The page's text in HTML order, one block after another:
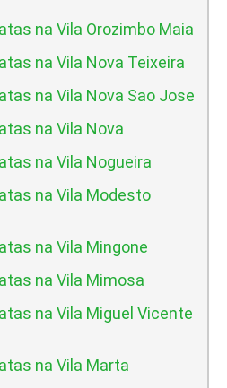
na Vila Orozimbo Maia
na Vila Nova Teixeira
na Vila Nova Sao Jose
na Vila Nova
na Vila Nogueira
na Vila Modesto
na Vila Mingone
na Vila Mimosa
na Vila Miguel Vicente
na Vila Marta